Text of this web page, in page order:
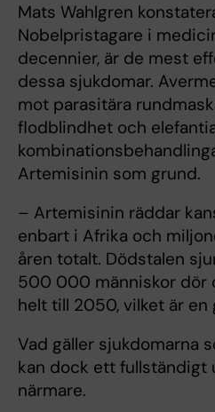
Mats Wahlgren
Nobelpristagare i
decennier, är de mest
dessa sjukdomar.
mot parasitära
flodblindhet och
Artemisinin som grund.
– Artemisinin räddar
enbart i Afrika och
åren totalt. Dödstalen
500 000 människor dör
helt till 2050, vilket är
Vad gäller sjukdomarna
kan dock ett
närmare.